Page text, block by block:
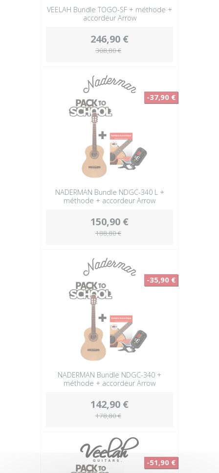
VEELAH Bundle TOGO-SF + méthode +
accordeur Arrow
246,90 €
308,80 €
-37,90 €
NADERMAN Bundle NDGC-340 L +
méthode + accordeur Arrow
150,90 €
188,80 €
-35,90 €
NADERMAN Bundle NDGC-340 +
méthode + accordeur Arrow
142,90 €
178,80 €
-51,90 €